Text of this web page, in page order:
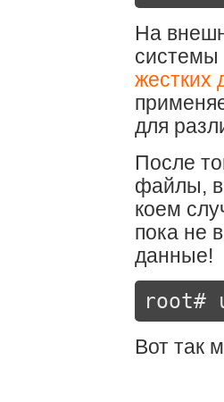
На
системы
жестких
для
После
файлы,
коем
пока не
данные!
root#
Вот так